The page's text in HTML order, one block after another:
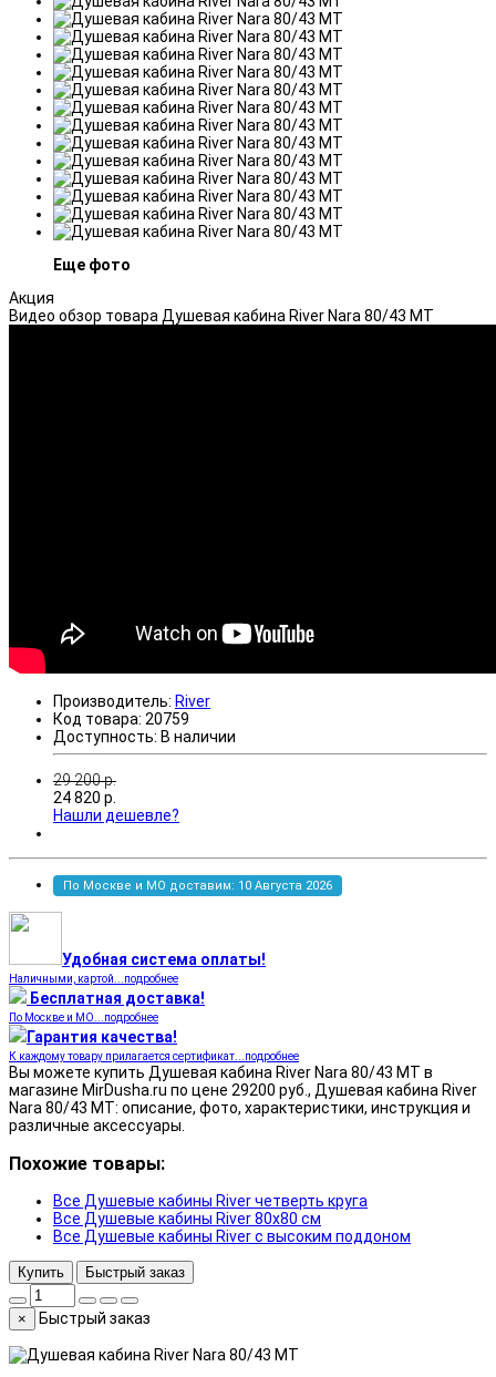
Еще фото
Акция
Видео обзор товара Душевая кабина River Nara 80/43 МТ
Производитель: River
Код товара: 20759
Доступность: В наличии
29 200р.
24 820 р.
Нашли дешевле?
По Москве и МО доставим: 10 Августа 2026
Удобная система оплаты!
Наличными, картой...подробнее
Бесплатная доставка!
По Москве и МО...подробнее
Гарантия качества!
К каждому товару прилагается сертификат...подробнее
Вы можете купить Душевая кабина River Nara 80/43 МТ в
магазине MirDusha.ru по цене 29200 руб., Душевая кабина River
Nara 80/43 МТ: описание, фото, характеристики, инструкция и
различные аксессуары.
Похожие товары:
Все Душевые кабины River четверть круга
Все Душевые кабины River 80x80 см
Все Душевые кабины River с высоким поддоном
Купить Быстрый заказ
× Быстрый заказ